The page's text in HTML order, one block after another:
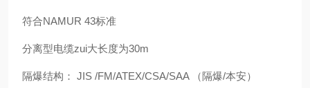
符合NAMUR 43标准
分离型电缆zui大长度为30m
隔爆结构： JIS /FM/ATEX/CSA/SAA （隔爆/本安）